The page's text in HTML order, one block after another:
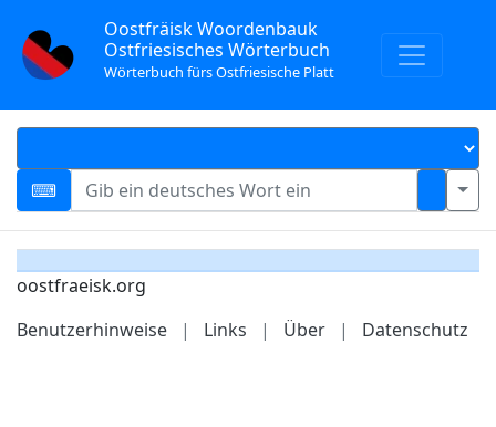
Oostfräisk Woordenbauk
Ostfriesisches Wörterbuch
Wörterbuch fürs Ostfriesische Platt
oostfraeisk.org
Benutzerhinweise
| Links | Über | Datenschutz